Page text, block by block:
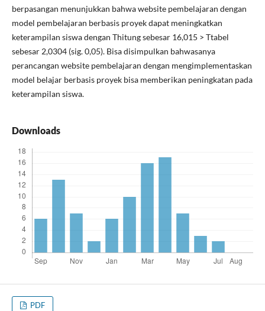
berpasangan menunjukkan bahwa website pembelajaran dengan
model pembelajaran berbasis proyek dapat meningkatkan
keterampilan siswa dengan Thitung sebesar 16,015 > Ttabel
sebesar 2,0304 (sig. 0,05). Bisa disimpulkan bahwasanya
perancangan website pembelajaran dengan mengimplementaskan
model belajar berbasis proyek bisa memberikan peningkatan pada
keterampilan siswa.
Downloads
PDF